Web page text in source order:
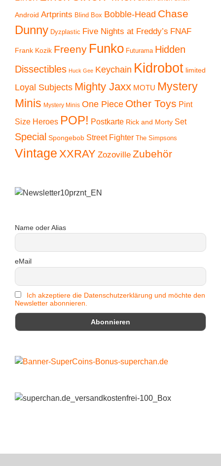
Android Artprints Blind Box Bobble-Head Chase
Dunny Dyzplastic Five Nights at Freddy’s FNAF
Frank Kozik Freeny Funko Futurama Hidden
Dissectibles Huck Gee Keychain Kidrobot limited
Loyal Subjects Mighty Jaxx MOTU Mystery
Minis Mystery Minis One Piece Other Toys Pint
Size Heroes POP! Postkarte Rick and Morty Set
Special Spongebob Street Fighter The Simpsons
Vintage XXRAY Zozoville Zubehör
Name oder Alias
eMail
Ich akzeptiere die Datenschutzerklärung und möchte den
Newsletter abonnieren.